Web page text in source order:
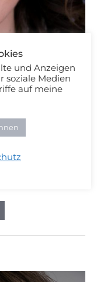
und Anzeigen
soziale Medien
auf meine